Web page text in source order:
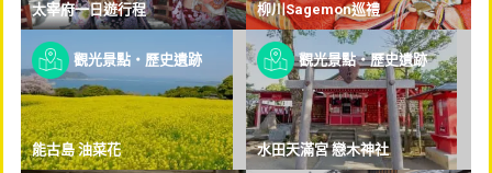
太宰府一日遊行程 柳川Sagemon巡禮
觀光景點・歷史遺跡
能古島 油菜花
觀光景點・歷史遺跡
水田天滿宮 戀木神社